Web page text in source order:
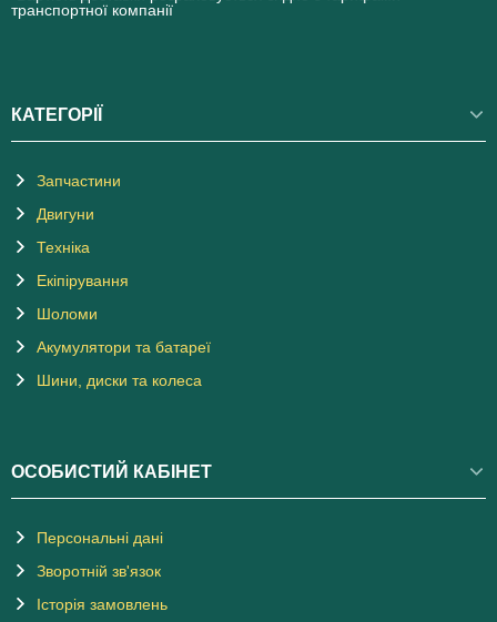
транспортної компанії
КАТЕГОРІЇ
Запчастини
Двигуни
Техніка
Екіпірування
Шоломи
Акумулятори та батареї
Шини, диски та колеса
ОСОБИСТИЙ КАБІНЕТ
Персональні дані
Зворотній зв'язок
Історія замовлень